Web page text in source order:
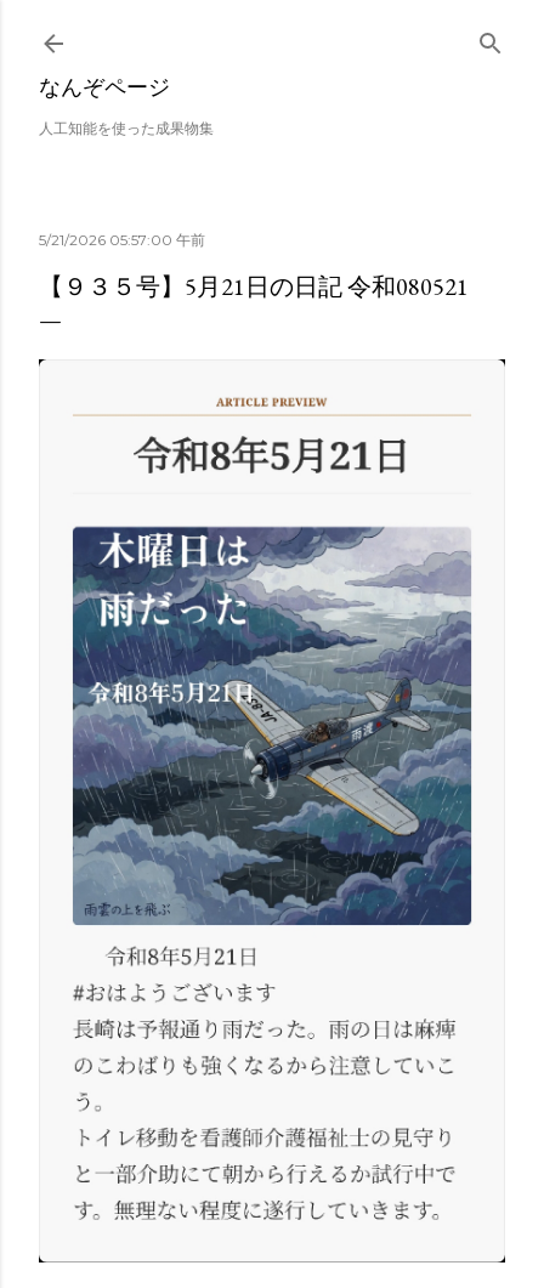
スキップしてメイン コンテンツに移動
なんぞページ
人工知能を使った成果物集
5/21/2026 05:57:00 午前
【９３５号】5月21日の日記 令和080521